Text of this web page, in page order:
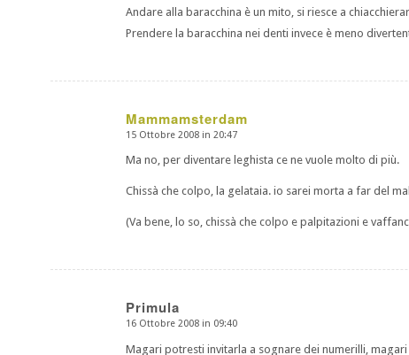
Andare alla baracchina è un mito, si riesce a
Prendere la baracchina nei denti invece è meno
Mammamsterdam
dice:
15 Ottobre 2008 in 20:47
Ma no, per diventare leghista ce ne vuole molto di più.
Chissà che colpo, la gelataia. io sarei morta a far del
(Va bene, lo so, chissà che colpo e palpitazioni e
Primula
dice:
16 Ottobre 2008 in 09:40
Magari potresti invitarla a sognare dei numerilli,